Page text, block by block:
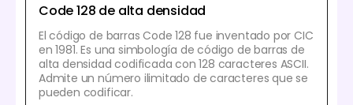
Code 128 de alta densidad
El código de barras Code 128 fue inventado por CIC
en 1981. Es una simbología de código de barras de
alta densidad codificada con 128 caracteres ASCII.
Admite un número ilimitado de caracteres que se
pueden codificar.